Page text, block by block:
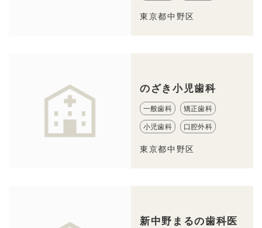
東京都中野区
のざき小児歯科
一般歯科 矯正歯科
小児歯科 口腔外科
東京都中野区
新中野まるの歯科医